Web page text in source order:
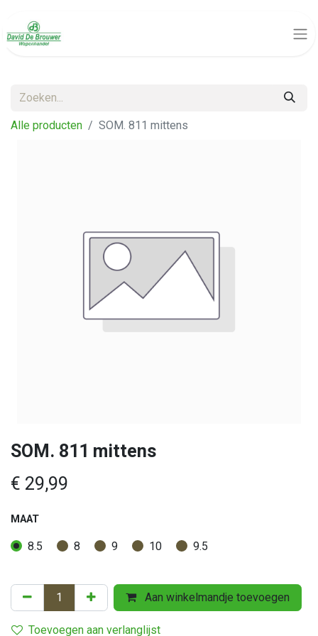
Alle producten SOM. 811 mittens
SOM. 811 mittens
€ 29,99
MAAT
8.5 8 9 10 9.5
Aan winkelmandje toevoegen
Toevoegen aan verlanglijst